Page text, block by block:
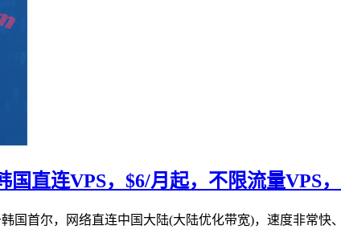
直连VPS，$6/月起，不限流量VPS
国首尔，网络直连中国大陆(大陆优化带宽)，速度非常